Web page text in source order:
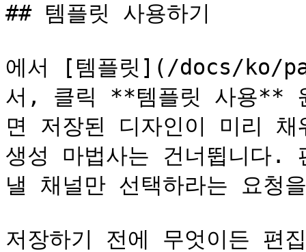
## 템플릿 사용하기
에서 [템플릿](/docs/ko/
서, 클릭 **템플릿 사용**
면 저장된 디자인이 미리
생성 마법사는 건너뜁니다.
낼 채널만 선택하라는 요청
저장하기 전에 무엇이든 편